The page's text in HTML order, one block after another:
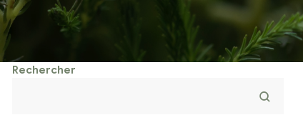
Rechercher